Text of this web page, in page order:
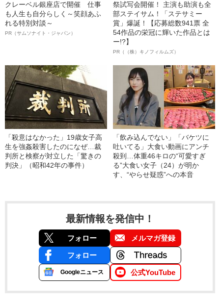
クレーベル銀座店で開催 仕事
も人生も自分らしく～笑顔あふ
れる特別対談～
PR（サムソナイト・ジャパン）
祭試写会開催！ 主演も助演も全
部ステイサム！「ステサミー
賞」爆誕！【応募総数941票 全
54作品の栄冠に輝いた作品とは
ー!?】
PR（（株）キノフィルムズ）
「殺意はなかった」19歳女子高
生を強姦殺害したのになぜ…裁
判所と検察が対立した「驚きの
判決」（昭和42年の事件）
「飲み込んでない」「バケツに
吐いてる」大食い動画にアンチ
殺到…体重46キロの“可愛すぎ
る”大食い女子（24）が明か
す、“やらせ疑惑”への本音
最新情報を発信中！
フォロー メルマガ登録
フォロー
Googleニュース 公式YouTube